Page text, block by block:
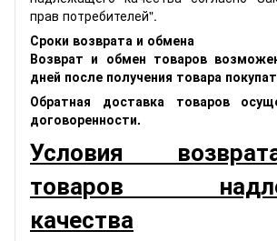
прав потребителей".
Сроки возврата и обмена
Возврат и обмен товаров
дней после получения товара
Обратная доставка товаров
договоренности.
Условия
товаров
качества